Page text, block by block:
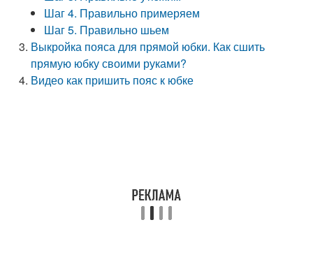
Шаг 4. Правильно примеряем
Шаг 5. Правильно шьем
Выкройка пояса для прямой юбки. Как сшить
прямую юбку своими руками?
Видео как пришить пояс к юбке